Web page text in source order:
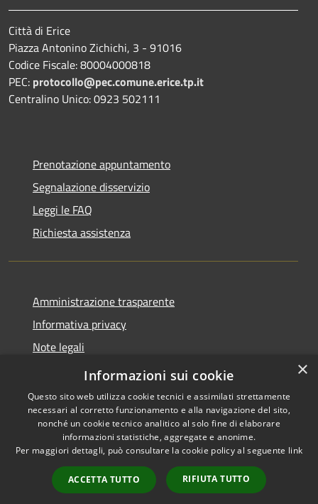
Città di Erice
Piazza Antonino Zichichi, 3 - 91016
Codice Fiscale: 80004000818
PEC: protocollo@pec.comune.erice.tp.it
Centralino Unico: 0923 502111
Prenotazione appuntamento
Segnalazione disservizio
Leggi le FAQ
Richiesta assistenza
Amministrazione trasparente
Informativa privacy
Note legali
Dichiarazione di accessibilità
Accessibilità
Copyright © 2026 • Città di
Erice • Powered by
Municipium•
Accesso
redazione
×
Informazioni sui cookie
Questo sito web utilizza cookie tecnici e assimilati strettamente
necessari al corretto funzionamento e alla navigazione del sito,
nonché un cookie tecnico analitico al solo fine di elaborare
informazioni statistiche, aggregate e anonime.
Per maggiori dettagli, può consultare la cookie policy al seguente link
ACCETTA TUTTO RIFIUTA TUTTO